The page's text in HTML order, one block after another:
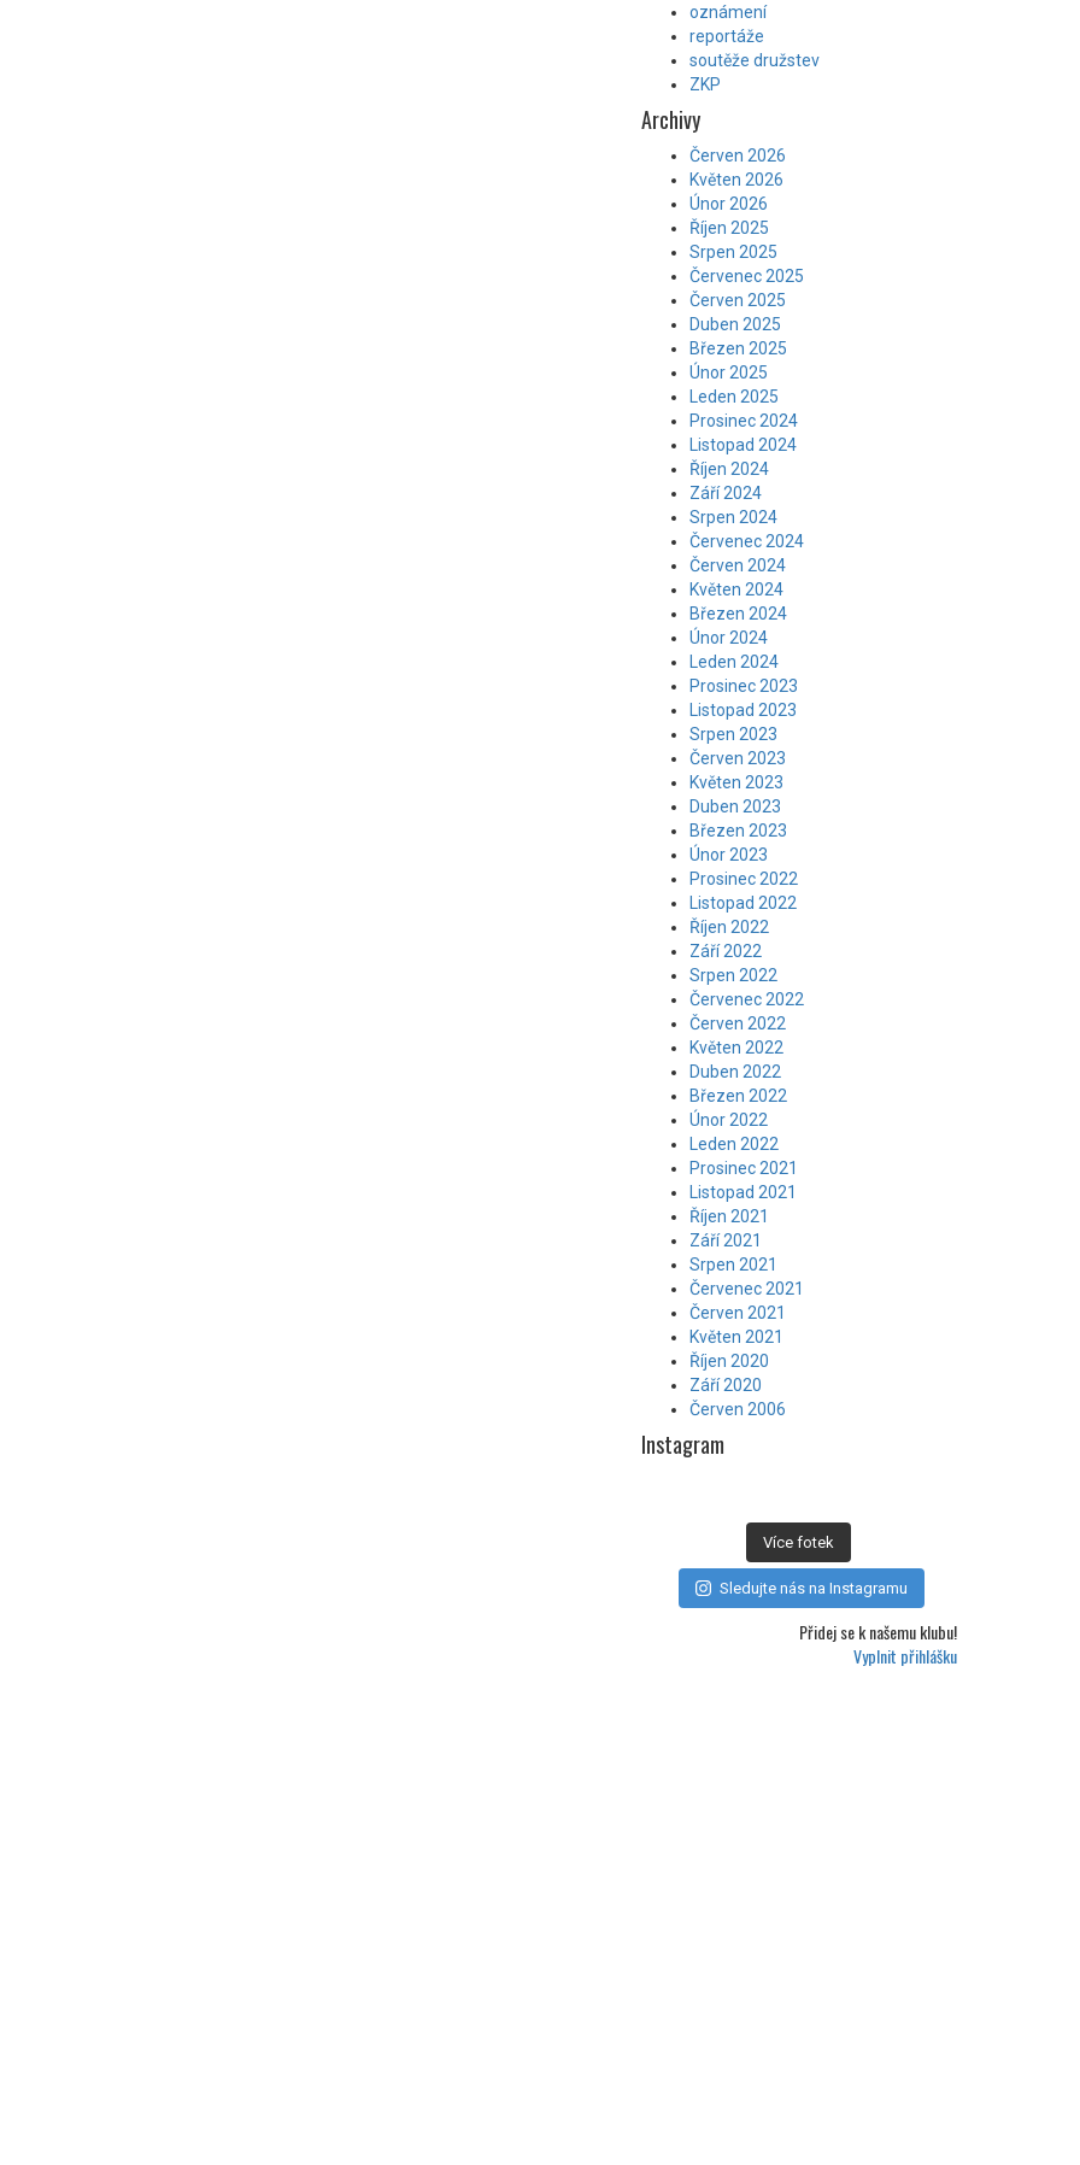
oznámení
reportáže
soutěže družstev
ZKP
Archivy
Červen 2026
Květen 2026
Únor 2026
Říjen 2025
Srpen 2025
Červenec 2025
Červen 2025
Duben 2025
Březen 2025
Únor 2025
Leden 2025
Prosinec 2024
Listopad 2024
Říjen 2024
Září 2024
Srpen 2024
Červenec 2024
Červen 2024
Květen 2024
Březen 2024
Únor 2024
Leden 2024
Prosinec 2023
Listopad 2023
Srpen 2023
Červen 2023
Květen 2023
Duben 2023
Březen 2023
Únor 2023
Prosinec 2022
Listopad 2022
Říjen 2022
Září 2022
Srpen 2022
Červenec 2022
Červen 2022
Květen 2022
Duben 2022
Březen 2022
Únor 2022
Leden 2022
Prosinec 2021
Listopad 2021
Říjen 2021
Září 2021
Srpen 2021
Červenec 2021
Červen 2021
Květen 2021
Říjen 2020
Září 2020
Červen 2006
Instagram
Více fotek
Sledujte nás na Instagramu
Přidej se knašemu klubu!
Vyplnit přihlášku